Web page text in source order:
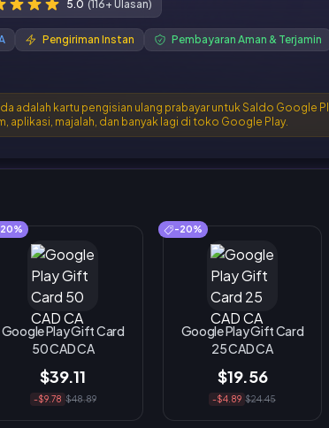
5.0 (116+ Ulasan)
Pengiriman Instan Pembayaran Aman & Terjamin
adalah kartu pengisian ulang prabayar untuk Saldo Google
aplikasi, majalah, dan banyak lagi di toko Google Play.
Google Play Gift Card
50 CAD CA
$39.11
-$9.78 $48.89
-20%
Google Play Gift Card
25 CAD CA
$19.56
-$4.89 $24.45